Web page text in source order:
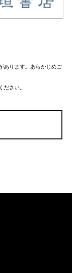
あります。あらかじめご
さい。